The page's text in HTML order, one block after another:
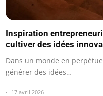
Inspiration
cultiver des idées
Dans un monde en
générer des idées…
17 avril 2026